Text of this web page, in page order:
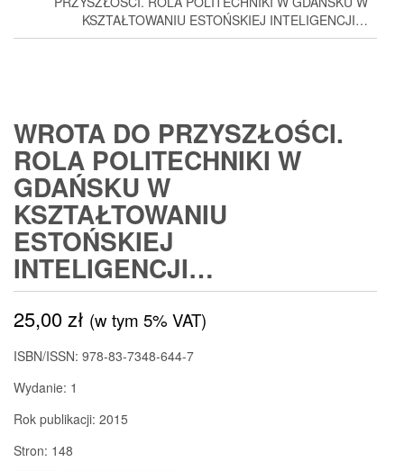
KSZTAŁTOWANIU ESTOŃSKIEJ INTELIGENCJI…
WROTA DO PRZYSZŁOŚCI.
ROLA POLITECHNIKI W
GDAŃSKU W
KSZTAŁTOWANIU
ESTOŃSKIEJ
INTELIGENCJI…
25,00zł (w tym 5% VAT)
ISBN/ISSN: 978-83-7348-644-7
Wydanie: 1
Rok publikacji: 2015
Stron: 148